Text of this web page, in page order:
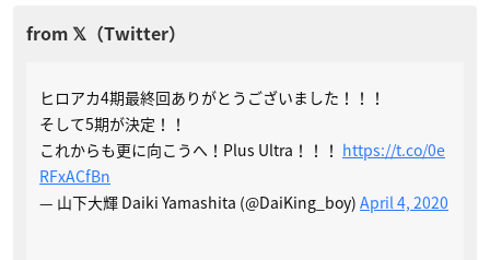
ヒロアカ4期最終回ありがとうございました！！！
そして5期が決定！！
これからも更に向こうへ！Plus Ultra！！！ https://t.co/0e
RFxACfBn
— 山下大輝 Daiki Yamashita (@DaiKing_boy) April 4, 2020